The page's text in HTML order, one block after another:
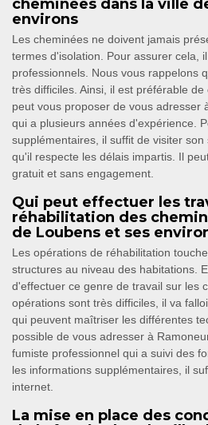
cheminées dans la ville
environs
Les cheminées ne doivent jamais
termes d'isolation. Pour assurer cela,
professionnels. Nous vous rappelons
très difficiles. Ainsi, il est préférable
peut vous proposer de vous adresser
qui a plusieurs années d'expérience.
supplémentaires, il suffit de visiter son
qu'il respecte les délais impartis. Il
gratuit et sans engagement.
Qui peut effectuer les
réhabilitation des
de Loubens et ses
Les opérations de réhabilitation
structures au niveau des habitations.
d'effectuer ce genre de travail sur les
opérations sont très difficiles, il va
qui peuvent maîtriser les différentes
possible de vous adresser à
fumiste professionnel qui a suivi des
les informations supplémentaires, il
internet.
La mise en place des